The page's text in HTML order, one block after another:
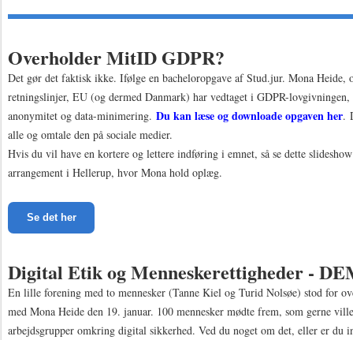
Overholder MitID GDPR?
Det gør det faktisk ikke. Ifølge en bacheloropgave af Stud.jur. Mona
retningslinjer, EU (og dermed Danmark) har vedtaget i GDPR-lovgivningen,
anonymitet og data-minimering. Du kan læse og downloade opgaven her.
alle og omtale den på sociale medier.
Hvis du vil have en kortere og lettere indføring i emnet, så se dette
arrangement i Hellerup, hvor Mona hold oplæg.
Se det her
Digital Etik og Menneskerettigheder -
En lille forening med to mennesker (Tanne Kiel og Turid Nolsøe) stod for
med Mona Heide den 19. januar. 100 mennesker mødte frem, som gerne
arbejdsgrupper omkring digital sikkerhed. Ved du noget om det, eller er du